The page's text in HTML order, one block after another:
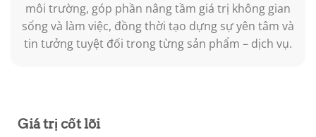
môi trường, góp phần nâng tầm giá trị không gian
sống và làm việc, đồng thời tạo dựng sự yên tâm và
tin tưởng tuyệt đối trong từng sản phẩm – dịch vụ.
Giá trị cốt lõi